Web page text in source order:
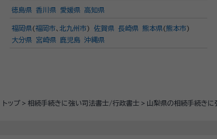
トップ 相続手続きに強い司法書士/行政書士 山梨県の相続手続き
徳島県 香川県 愛媛県 高知県
福岡県(福岡市、 北九州市) 佐賀県 長崎県 熊本県(熊本市)
大分県
宮崎県 鹿児島 沖縄県